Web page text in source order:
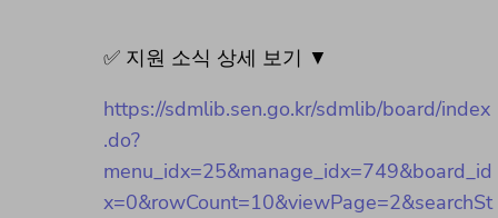
✅ 지원 소식 상세 보기 ▼
https://sdmlib.sen.go.kr/sdmlib/board/index
.do?
menu_idx=25&manage_idx=749&board_id
x=0&rowCount=10&viewPage=2&searchSt